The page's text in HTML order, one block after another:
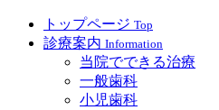
トップページ Top
診療案内 Information
当院でできる治療
一般歯科
小児歯科